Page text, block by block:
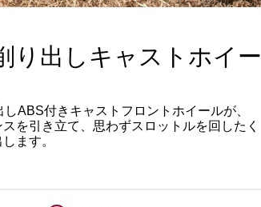
り出しキャストホイー
ABS付きキャストフロントホイールが、
を引き立て、思わずスロットルを回したく
ます。